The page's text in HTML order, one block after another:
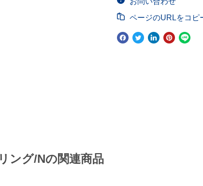
ページのURLをコピ
ング/Nの関連商品